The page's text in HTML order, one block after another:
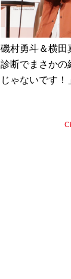
磯村勇斗＆横田
診断でまさかの
じゃないです！